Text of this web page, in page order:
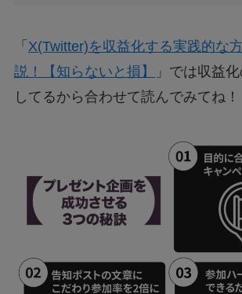
「 X(Twitter)を収益化する実践的な
説！【知らないと損】
」では収益
してるから合わせて読んでみてね！